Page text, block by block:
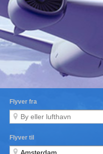
Flyver fra
Flyver til